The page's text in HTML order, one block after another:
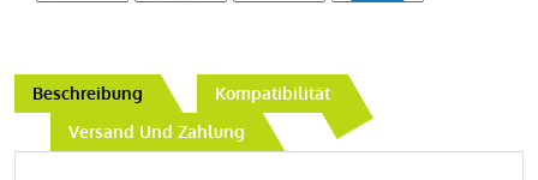
Beschreibung
Kompatibilität
Versand Und Zahlung